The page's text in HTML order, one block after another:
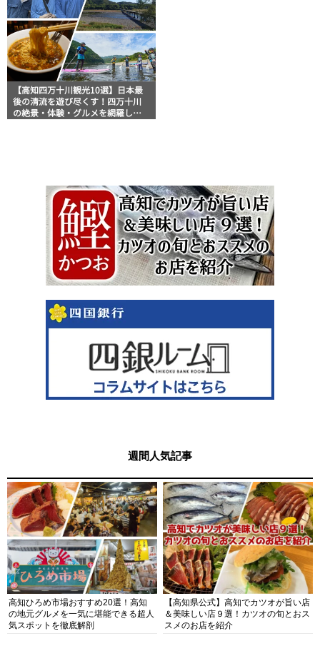
【高知四万十川観光10選】日本最
後の清流を遊び尽くす！四万十川
の絶景・体験・グルメを網羅した
週間人気記事
高知ひろめ市場おすすめ20選！高知
の地元グルメを一気に堪能できる超人
気スポットを徹底解剖
【高知県公式】高知でカツオが旨い店
＆美味しい店９選！カツオの旬とおス
スメのお店を紹介